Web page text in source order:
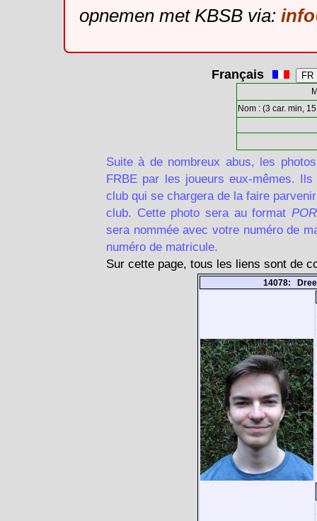
opnemen met KBSB via:
Français
Nom : (3 car. min,
Suite à de nombreux abus, les
FRBE par les joueurs eux-mêmes.
club qui se chargera de la faire
club. Cette photo sera au format
sera nommée avec votre numéro de
numéro de matricule.
Sur cette page, tous les liens sont de
14078: